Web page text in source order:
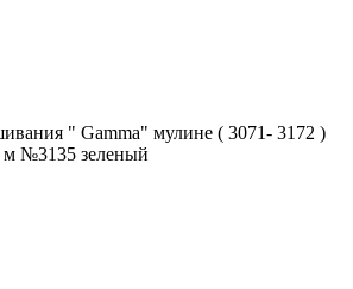
" Gamma" мулине ( 3071- 3172 )
м №3135 зеленый